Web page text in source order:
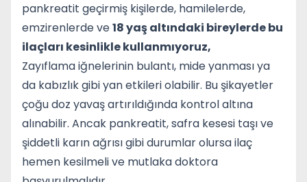
pankreatit geçirmiş kişilerde, hamilelerde,
emzirenlerde ve18 yaş altındaki bireylerde bu
ilaçları kesinlikle kullanmıyoruz,
Zayıflama iğnelerinin bulantı, mide yanması ya
da kabızlık gibi yan etkileri olabilir. Bu şikayetler
çoğu doz yavaş artırıldığında kontrol altına
alınabilir. Ancak pankreatit, safra kesesi taşı ve
şiddetli karın ağrısı gibi durumlar olursa ilaç
hemen kesilmeli ve mutlaka doktora